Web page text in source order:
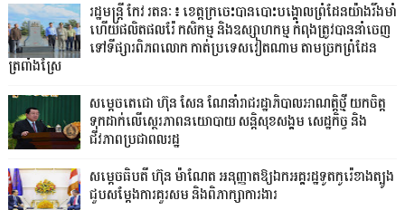
រដ្ឋមន្ត្រី កែវ រតនៈ៖ ខេត្តក្រចេះបានបោះបង្គោលព្រំដែនយ៉ាងរឹងមាំ
ហើយផលិតផលរ៉ែ កសិកម្ម និងឧស្សាហកម្ម កំពុងត្រូវបាននាំចេញ
ទៅទីផ្សារពិភពលោក កាត់ប្រទេសវៀតណាម តាមច្រកព្រំដែន
ត្រពាំងស្រែ
សម្តេចតេជោ ហ៊ុន សែន ណែនាំរាជរដ្ឋាភិបាលអាណត្តិថ្មី យកចិត្ត
ទុកដាក់លើស្ថេរភាពនយោបាយ សន្តិសុខសង្គម សេដ្ឋកិច្ច និង
ជីវភាពប្រជាពលរដ្ឋ
សម្តេចធិបតី ហ៊ុន ម៉ាណែត អនុញ្ញាតឱ្យឯកអគ្គរដ្ឋទូតកូរ៉េខាងត្បូង
ជួបសម្តែងការគួរសម និងពិភាក្សាការងារ